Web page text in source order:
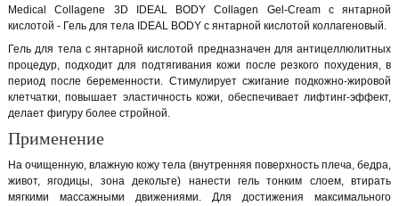
Medical Collagene 3D IDEAL BODY Collagen Gel-Cream с янтарной
кислотой - Гель для тела IDEAL BODY с янтарной кислотой коллагеновый.
Гель для тела с янтарной кислотой предназначен для антицеллюлитных
процедур, подходит для подтягивания кожи после резкого похудения, в
период после беременности. Стимулирует сжигание подкожно-жировой
клетчатки, повышает эластичность кожи, обеспечивает лифтинг-эффект,
делает фигуру более стройной.
Применение
На очищенную, влажную кожу тела (внутренняя поверхность плеча, бедра,
живот, ягодицы, зона декольте) нанести гель тонким слоем, втирать
мягкими массажными движениями. Для достижения максимального